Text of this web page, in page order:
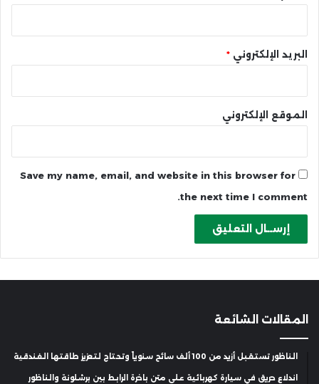
البريد الإلكتروني *
الموقع الإلكتروني
Save my name, email, and website in this browser for
the next time I comment.
المقالات الشائعة
الناظور تستقبل أزيد من 100 ألف سائح سنوياً وتحتاج لتعزيز طاقتها الفندقية
اندلاع حريق في سيارة كهربائية على متن باخرة الرابط بين برشلونة والناظور